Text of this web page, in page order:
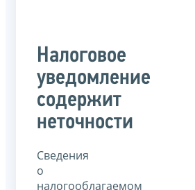
Налоговое
уведомление
содержит
неточности
Сведения
о
налогооблагаемом